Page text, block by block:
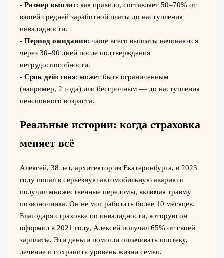
- Размер выплат: как правило, составляет 50–70% от
вашей средней заработной платы до наступления
инвалидности.
- Период ожидания: чаще всего выплаты начинаются
через 30–90 дней после подтверждения
нетрудоспособности.
- Срок действия: может быть ограниченным
(например, 2 года) или бессрочным — до наступления
пенсионного возраста.
Реальные истории: когда страховка
меняет всё
Алексей, 38 лет, архитектор из Екатеринбурга, в 2023
году попал в серьёзную автомобильную аварию и
получил множественные переломы, включая травму
позвоночника. Он не мог работать более 10 месяцев.
Благодаря страховке по инвалидности, которую он
оформил в 2021 году, Алексей получал 65% от своей
зарплаты. Эти деньги помогли оплачивать ипотеку,
лечение и сохранить уровень жизни семьи.